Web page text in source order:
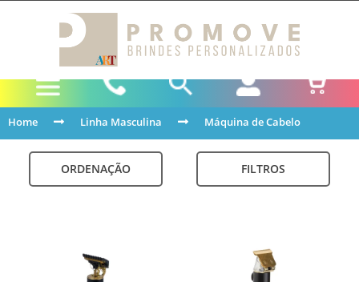
Home Linha Masculina Máquina de Cabelo
ORDENAÇÃO FILTROS